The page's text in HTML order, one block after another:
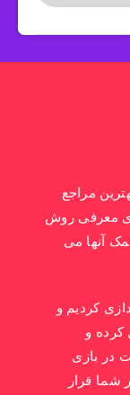
مراجع
معرفی روش
آنها می
در سال 1398 راه اندازی کردیم و
کرده و
در بازی
شما قرار